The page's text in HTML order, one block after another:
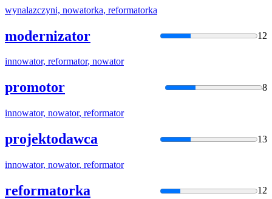
wynalazczyni, nowatorka, reformatorka
modernizator 12
innowator, reformator, nowator
promotor 8
innowator, nowator, reformator
projektodawca 13
innowator, nowator, reformator
reformatorka 12